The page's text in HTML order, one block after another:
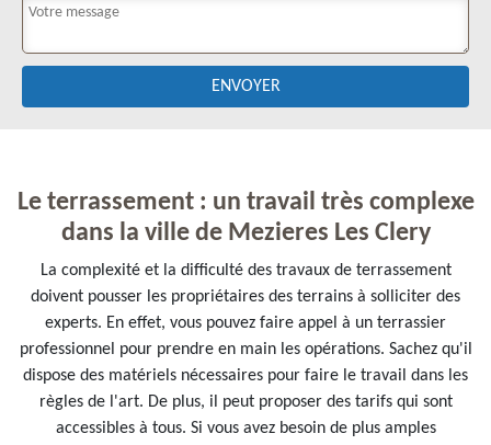
Le terrassement : un travail très complexe
dans la ville de Mezieres Les Clery
La complexité et la difficulté des travaux de terrassement
doivent pousser les propriétaires des terrains à solliciter des
experts. En effet, vous pouvez faire appel à un terrassier
professionnel pour prendre en main les opérations. Sachez qu'il
dispose des matériels nécessaires pour faire le travail dans les
règles de l'art. De plus, il peut proposer des tarifs qui sont
accessibles à tous. Si vous avez besoin de plus amples